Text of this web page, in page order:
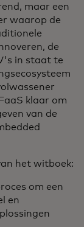
maar een
waarop de
de
in staat te
klaar om
van de
het witboek:
om een
en